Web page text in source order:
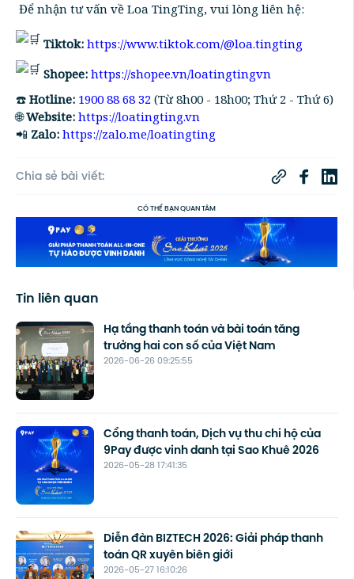
Để nhận tư vấn về Loa TingTing, vui lòng liên hệ:
Tiktok: https://www.tiktok.com/@loa.tingting
Shopee: https://shopee.vn/loatingtingvn
☎️ Hotline: 1900 88 68 32 (Từ 8h00 - 18h00; Thứ 2 - Thứ 6)
🌐Website: https://loatingting.vn
📲 Zalo: https://zalo.me/loatingting
Chia sẻ bài viết:
CÓ THỂ BẠN QUAN TÂM
Tin liên quan
2026-06-26 09:25:55
Hạ tầng thanh toán và bài toán tăng
trưởng hai con số của Việt Nam
2026-05-28 17:41:35
Cổng thanh toán, Dịch vụ thu chi hộ của
9Pay được vinh danh tại Sao Khuê 2026
2026-05-27 16:10:26
Diễn đàn BIZTECH 2026: Giải pháp thanh
toán QR xuyên biên giới